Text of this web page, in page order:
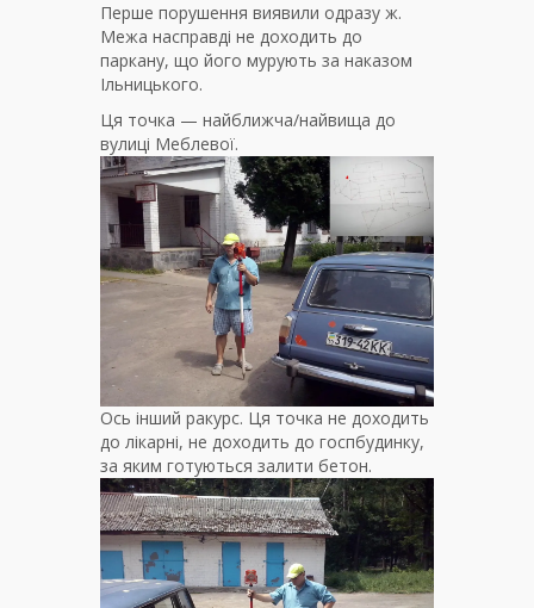
Перше порушення виявили одразу ж.
Межа насправді не доходить до
паркану, що його мурують за наказом
Ільницького.
Ця точка — найближча/найвища до
вулиці Меблевої.
Ось інший ракурс. Ця точка не доходить
до лікарні, не доходить до госпбудинку,
за яким готуються залити бетон.